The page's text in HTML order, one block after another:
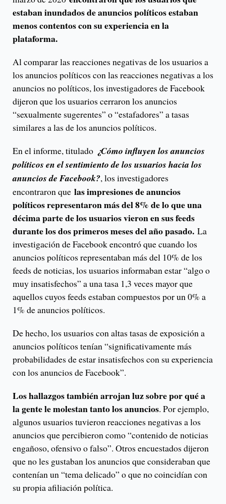
estaban inundados de anuncios políticos estaban
menos contentos con su experiencia en la
plataforma.
Al comparar las reacciones negativas de los usuarios a
los anuncios políticos con las reacciones negativas a los
anuncios no políticos, los investigadores de Facebook
dijeron que los usuarios cerraron los anuncios
“sexualmente sugerentes” o “estafadores” a tasas
similares a las de los anuncios políticos.
En el informe, titulado ¿Cómo influyen los anuncios
políticos en el sentimiento de los usuarios hacia los
anuncios de Facebook?, los investigadores
encontraron que las impresiones de anuncios
políticos representaron más del 8% de lo que una
décima parte de los usuarios vieron en sus feeds
durante los dos primeros meses del año pasado. La
investigación de Facebook encontró que cuando los
anuncios políticos representaban más del 10% de los
feeds de noticias, los usuarios informaban estar “algo o
muy insatisfechos” a una tasa 1,3 veces mayor que
aquellos cuyos feeds estaban compuestos por un 0% a
1% de anuncios políticos.
De hecho, los usuarios con altas tasas de exposición a
anuncios políticos tenían “significativamente más
probabilidades de estar insatisfechos con su experiencia
con los anuncios de Facebook”.
Los hallazgos también arrojan luz sobre por qué a
la gente le molestan tanto los anuncios. Por ejemplo,
algunos usuarios tuvieron reacciones negativas a los
anuncios que percibieron como “contenido de noticias
engañoso, ofensivo o falso”. Otros encuestados dijeron
que no les gustaban los anuncios que consideraban que
contenían un “tema delicado” o que no coincidían con
su propia afiliación política.